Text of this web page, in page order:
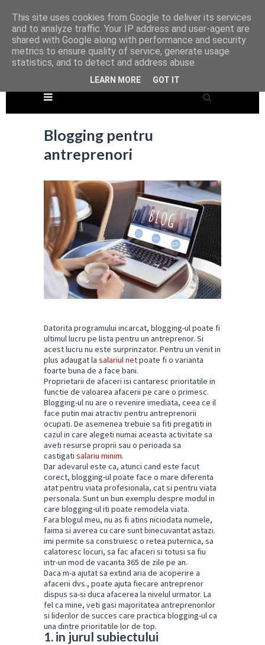
Blogging pentru
antreprenori
Datorita programului incarcat, blogging-ul poate fi
ultimul lucru pe lista pentru un antreprenor. Si
acest lucru nu este surprinzator. Pentru un venit in
plus adaugat la salariul netpoate fi o varianta
foarte buna de a face bani.
Proprietarii de afaceri isi cantaresc prioritatile in
functie de valoarea afacerii pe care o primesc.
Blogging-ul nu are o revenire imediata, ceea ce il
face putin mai atractiv pentru antreprenorii
ocupati. De asemenea trebuie sa fiti pregatiti in
cazul in care alegeti numai aceasta activitate sa
aveti resurse proprii sau o perioada sa
castigati salariu minim.
Dar adevarul este ca, atunci cand este facut
corect, blogging-ul poate face o mare diferenta
atat pentru viata profesionala, cat si pentru viata
personala. Sunt un bun exemplu despre modul in
care blogging-ul iti poate remodela viata.
Fara blogul meu, nu as fi atins niciodata numele,
faima si averea cu care sunt binecuvantat astazi.
imi permite sa construiesc o retea puternica, sa
calatoresc locuri, sa fac afaceri si totusi sa fiu
intr-un mod de vacanta 365 de zile pe an.
Daca m-a ajutat sa extind aria de acoperire a
afacerii dvs., poate ajuta fiecare antreprenor
dispus sa-si duca afacerea la nivelul urmator. La
fel ca mine, veti gasi majoritatea antreprenorilor
si liderilor de succes care practica blogging-ul ca
una dintre prioritatile lor de top.
1. in jurul subiectului
This site uses cookies from Google to deliver its services
and to analyze traffic. Your IP address and user-agent are
shared with Google along with performance and security
metrics to ensure quality of service, generate usage
statistics, and to detect and address abuse.
LEARN MORE GOT IT